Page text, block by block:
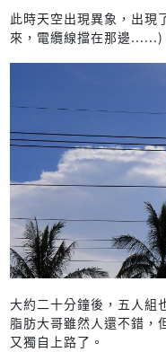
此時天空出現異象，出現
來，電纜線擋在那邊......)
大約二十分鐘後，五人組
脂肪大哥雖然人還不錯，
又獨自上路了。